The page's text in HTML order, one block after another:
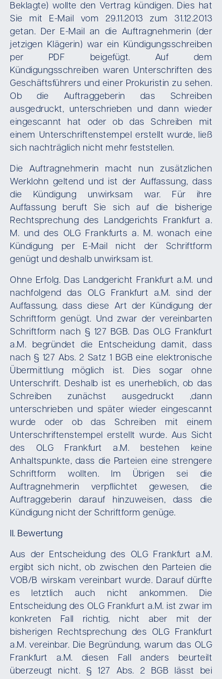
Beklagte) wollte den Vertrag kündigen. Dies hat
Sie mit E-Mail vom 29.11.2013 zum 31.12.2013
getan. Der E-Mail an die Auftragnehmerin (der
jetzigen Klägerin) war ein Kündigungsschreiben
per PDF beigefügt. Auf dem
Kündigungsschreiben waren Unterschriften des
Geschäftsführers und einer Prokuristin zu sehen.
Ob die Auftraggeberin das Schreiben
ausgedruckt, unterschrieben und dann wieder
eingescannt hat oder ob das Schreiben mit
einem Unterschriftenstempel erstellt wurde, ließ
sich nachträglich nicht mehr feststellen.
Die Auftragnehmerin macht nun zusätzlichen
Werklohn geltend und ist der Auffassung, dass
die Kündigung unwirksam war. Für ihre
Auffassung beruft Sie sich auf die bisherige
Rechtsprechung des Landgerichts Frankfurt a.
M. und des OLG Frankfurts a. M. wonach eine
Kündigung per E-Mail nicht der Schriftform
genügt und deshalb unwirksam ist.
Ohne Erfolg. Das Landgericht Frankfurt a.M. und
nachfolgend das OLG Frankfurt a.M. sind der
Auffassung, dass diese Art der Kündigung der
Schriftform genügt. Und zwar der vereinbarten
Schriftform nach § 127 BGB. Das OLG Frankfurt
a.M. begründet die Entscheidung damit, dass
nach § 127 Abs. 2 Satz 1 BGB eine elektronische
Übermittlung möglich ist. Dies sogar ohne
Unterschrift. Deshalb ist es unerheblich, ob das
Schreiben zunächst ausgedruckt ,dann
unterschrieben und später wieder eingescannt
wurde oder ob das Schreiben mit einem
Unterschriftenstempel erstellt wurde. Aus Sicht
des OLG Frankfurt a.M. bestehen keine
Anhaltspunkte, dass die Parteien eine strengere
Schriftform wollten. Im Übrigen sei die
Auftragnehmerin verpflichtet gewesen, die
Auftraggeberin darauf hinzuweisen, dass die
Kündigung nicht der Schriftform genüge.
II. Bewertung
Aus der Entscheidung des OLG Frankfurt a.M.
ergibt sich nicht, ob zwischen den Parteien die
VOB/B wirskam vereinbart wurde. Darauf dürfte
es letztlich auch nicht ankommen. Die
Entscheidung des OLG Frankfurt a.M. ist zwar im
konkreten Fall richtig, nicht aber mit der
bisherigen Rechtsprechung des OLG Frankfurt
a.M. vereinbar. Die Begründung, warum das OLG
Frankfurt a.M. diesen Fall anders beurteilt
überzeugt nicht. § 127 Abs. 2 BGB lässt bei